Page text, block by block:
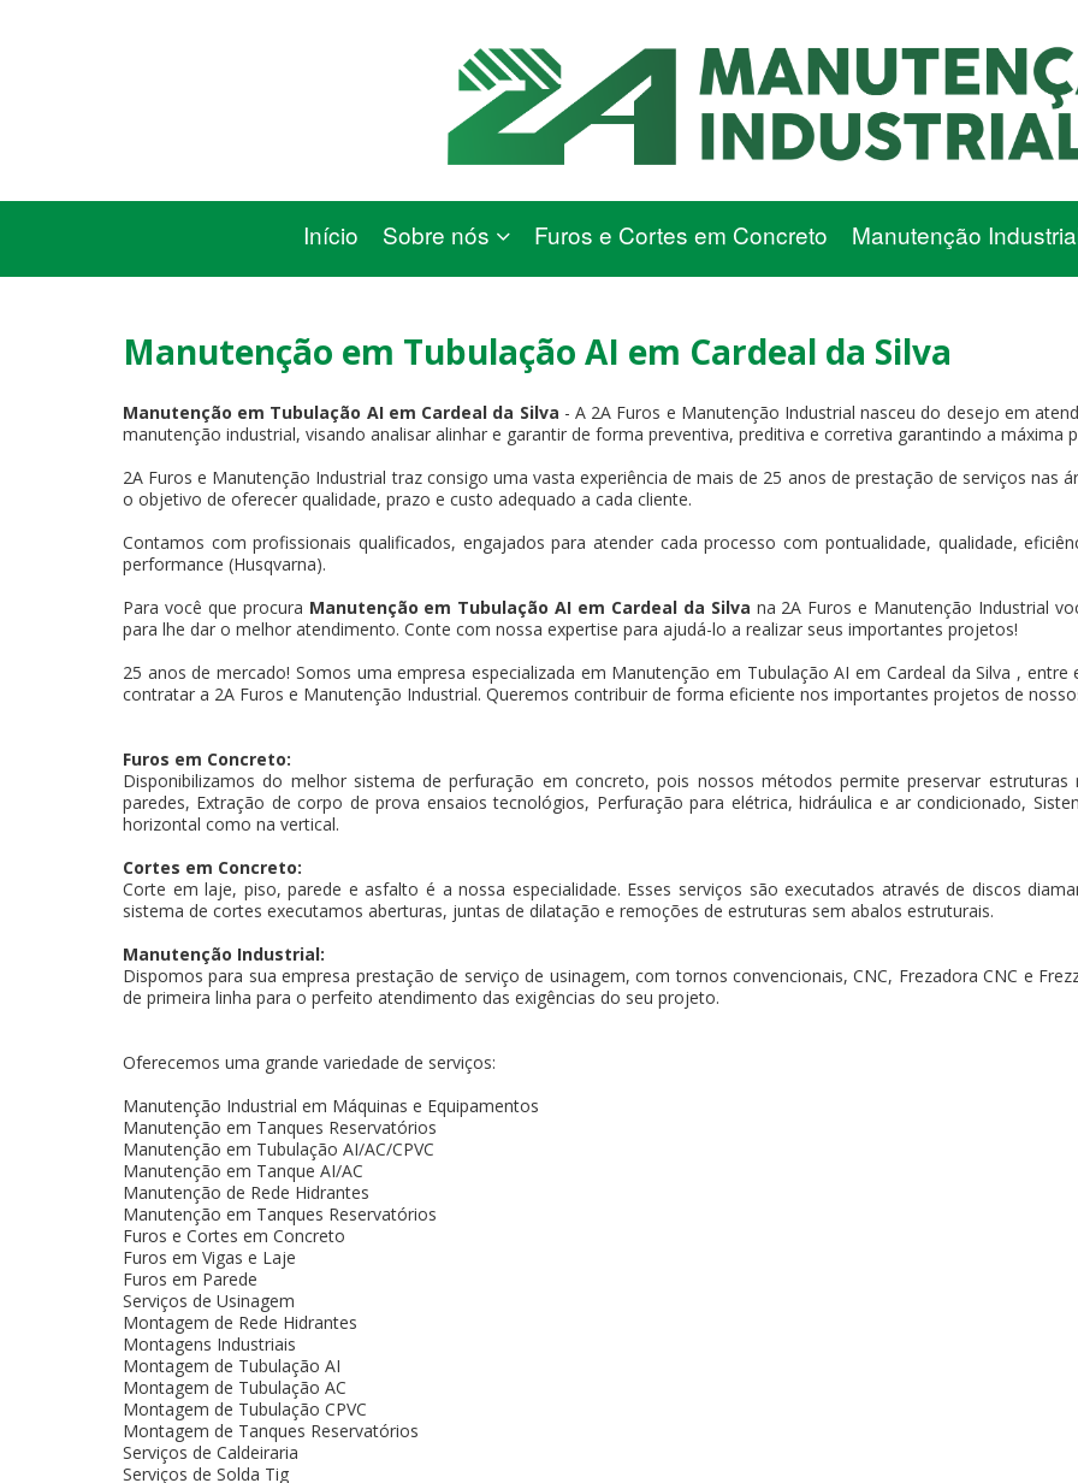
Início Sobre nós Furos e Cortes em Concreto Manutenção
Manutenção em Tubulação AI em Cardeal da Silva
Manutenção em Tubulação AI em Cardeal da Silva - A 2A Furos e Manutenção Industrial nasceu do desejo em
manutenção industrial, visando analisar alinhar e garantir de forma preventiva, preditiva e corretiva garantindo a máxima
2A Furos e Manutenção Industrial traz consigo uma vasta experiência de mais de 25 anos de prestação de serviços nas
o objetivo de oferecer qualidade, prazo e custo adequado a cada cliente.
Contamos com profissionais qualificados, engajados para atender cada processo com pontualidade, qualidade,
performance (Husqvarna).
Para você que procura Manutenção em Tubulação AI em Cardeal da Silva na 2A Furos e Manutenção Industrial
para lhe dar o melhor atendimento. Conte com nossa expertise para ajudá-lo a realizar seus importantes projetos!
25 anos de mercado! Somos uma empresa especializada em Manutenção em Tubulação AI em Cardeal da Silva ,
contratar a 2A Furos e Manutenção Industrial. Queremos contribuir de forma eficiente nos importantes projetos de
Furos em Concreto:
Disponibilizamos do melhor sistema de perfuração em concreto, pois nossos métodos permite preservar
paredes, Extração de corpo de prova ensaios tecnológios, Perfuração para elétrica, hidráulica e ar condicionado,
horizontal como na vertical.
Cortes em Concreto:
Corte em laje, piso, parede e asfalto é a nossa especialidade. Esses serviços são executados através de discos
sistema de cortes executamos aberturas, juntas de dilatação e remoções de estruturas sem abalos estruturais.
Manutenção Industrial:
Dispomos para sua empresa prestação de serviço de usinagem, com tornos convencionais, CNC, Frezadora CNC e
de primeira linha para o perfeito atendimento das exigências do seu projeto.
Oferecemos uma grande variedade de serviços:
Manutenção Industrial em Máquinas e Equipamentos
Manutenção em Tanques Reservatórios
Manutenção em Tubulação AI/AC/CPVC
Manutenção em Tanque AI/AC
Manutenção de Rede Hidrantes
Manutenção em Tanques Reservatórios
Furos e Cortes em Concreto
Furos em Vigas e Laje
Furos em Parede
Serviços de Usinagem
Montagem de Rede Hidrantes
Montagens Industriais
Montagem de Tubulação AI
Montagem de Tubulação AC
Montagem de Tubulação CPVC
Montagem de Tanques Reservatórios
Serviços de Caldeiraria
Serviços de Solda Tig